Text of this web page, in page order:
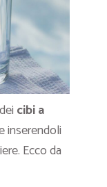
cibi a
inserendoli
Ecco da